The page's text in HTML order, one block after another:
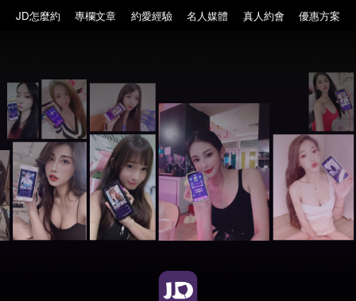
JD怎麼約 專欄文章 約愛經驗 名人媒體 真人約會 優惠方案